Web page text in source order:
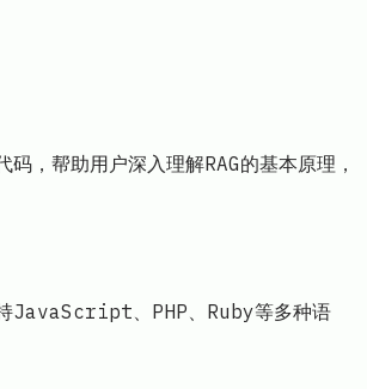
，帮助用户深入理解RAG的基本原理，
持JavaScript、PHP、Ruby等多种语